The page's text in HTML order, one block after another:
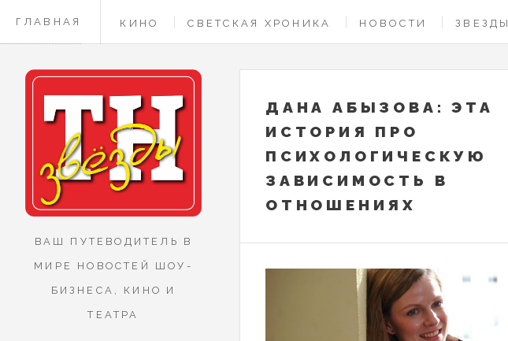
ГЛАВНАЯ КИНО СВЕТСКАЯ ХРОНИКА НОВОСТИ ЗВЕЗДЫ
КОНТАКТЫ
ДАНА АБЫЗОВА: ЭТА
ИСТОРИЯ ПРО
ПСИХОЛОГИЧЕСКУЮ
ЗАВИСИМОСТЬ В
ОТНОШЕНИЯХ
ВАШ ПУТЕВОДИТЕЛЬ В
МИРЕ НОВОСТЕЙ ШОУ-
БИЗНЕСА, КИНО И
ТЕАТРА